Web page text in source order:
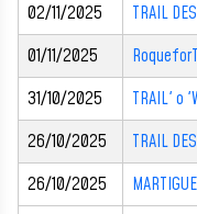
02/11/2025
TRAIL
01/11/2025
31/10/2025
TRAIL' o
26/10/2025
TRAIL
26/10/2025